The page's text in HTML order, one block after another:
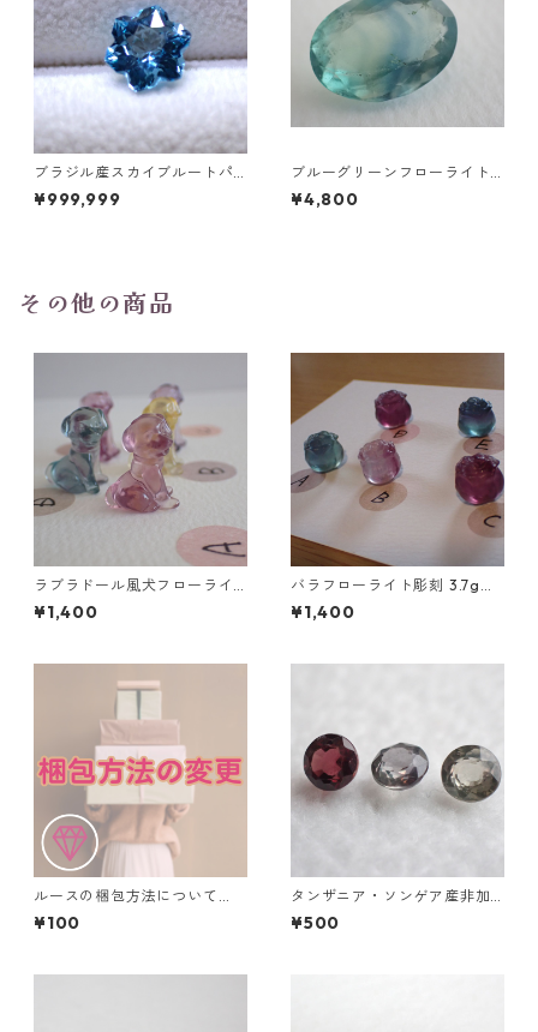
ブラジル産スカイブルートパ
ーズ スノーフレークカットル
ース 1.5ct 7.0mm*7.0mm*4.
¥999,999
ブルーグリーンフローライト
オーバルカットルース 10.2ct
15.4mm*11.1mm*8.0mm
¥4,800
その他の商品
ラブラドール風犬フローライ
ト彫刻 A~E 2.8g前後 高さ18.8
mm前後
¥1,400
バラフローライト彫刻 3.7g前
後 高さ13mm前後
¥1,400
ルースの梱包方法について
（ルースケース利用の追加料
金）
¥100
タンザニア・ソンゲア産非加
熱サファイア ラウンドカット
ルース 0.1ct前後 3mm前後
¥500